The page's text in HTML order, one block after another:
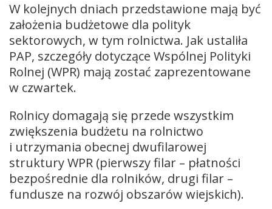
W kolejnych dniach przedstawione mają być
założenia budżetowe dla polityk
sektorowych, w tym rolnictwa. Jak ustaliła
PAP, szczegóły dotyczące Wspólnej Polityki
Rolnej (WPR) mają zostać zaprezentowane
w czwartek.
Rolnicy domagają się przede wszystkim
zwiększenia budżetu na rolnictwo
i utrzymania obecnej dwufilarowej
struktury WPR (pierwszy filar – płatności
bezpośrednie dla rolników, drugi filar –
fundusze na rozwój obszarów wiejskich).